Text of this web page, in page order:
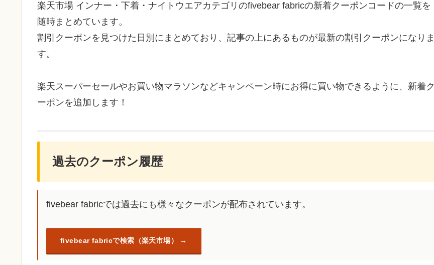
楽天市場 インナー・下着・ナイトウエアカテゴリのfivebear fabricの新着クーポンコードの一覧を
随時まとめています。
割引クーポンを見つけた日別にまとめており、記事の上にあるものが最新の割引クーポンになりま
す。
楽天スーパーセールやお買い物マラソンなどキャンペーン時にお得に買い物できるように、新着ク
ーポンを追加します！
過去のクーポン履歴
fivebear fabricでは過去にも様々なクーポンが配布されています。
fivebear fabricで検索（楽天市場）